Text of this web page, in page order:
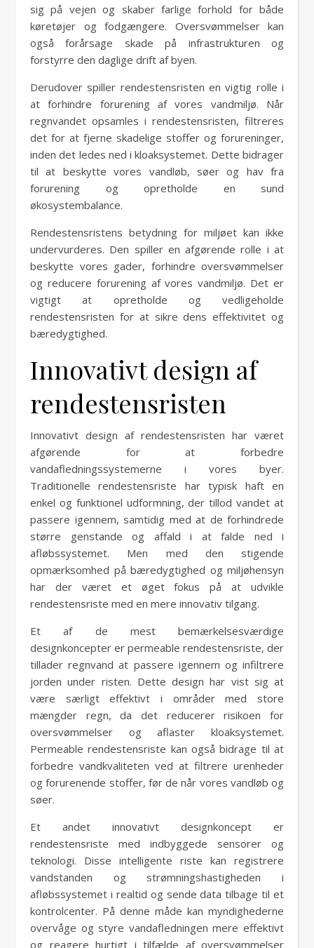
sig på vejen og skaber farlige forhold for både
køretøjer og fodgængere. Oversvømmelser kan
også forårsage skade på infrastrukturen og
forstyrre den daglige drift af byen.
Derudover spiller rendestensristen en vigtig rolle i
at forhindre forurening af vores vandmiljø. Når
regnvandet opsamles i rendestensristen, filtreres
det for at fjerne skadelige stoffer og forureninger,
inden det ledes ned i kloaksystemet. Dette bidrager
til at beskytte vores vandløb, søer og hav fra
forurening og opretholde en sund
økosystembalance.
Rendestensristens betydning for miljøet kan ikke
undervurderes. Den spiller en afgørende rolle i at
beskytte vores gader, forhindre oversvømmelser
og reducere forurening af vores vandmiljø. Det er
vigtigt at opretholde og vedligeholde
rendestensristen for at sikre dens effektivitet og
bæredygtighed.
Innovativt design af
rendestensristen
Innovativt design af rendestensristen har været
afgørende for at forbedre
vandafledningssystemerne i vores byer.
Traditionelle rendestensriste har typisk haft en
enkel og funktionel udformning, der tillod vandet at
passere igennem, samtidig med at de forhindrede
større genstande og affald i at falde ned i
afløbssystemet. Men med den stigende
opmærksomhed på bæredygtighed og miljøhensyn
har der været et øget fokus på at udvikle
rendestensriste med en mere innovativ tilgang.
Et af de mest bemærkelsesværdige
designkoncepter er permeable rendestensriste, der
tillader regnvand at passere igennem og infiltrere
jorden under risten. Dette design har vist sig at
være særligt effektivt i områder med store
mængder regn, da det reducerer risikoen for
oversvømmelser og aflaster kloaksystemet.
Permeable rendestensriste kan også bidrage til at
forbedre vandkvaliteten ved at filtrere urenheder
og forurenende stoffer, før de når vores vandløb og
søer.
Et andet innovativt designkoncept er
rendestensriste med indbyggede sensorer og
teknologi. Disse intelligente riste kan registrere
vandstanden og strømningshastigheden i
afløbssystemet i realtid og sende data tilbage til et
kontrolcenter. På denne måde kan myndighederne
overvåge og styre vandafledningen mere effektivt
og reagere hurtigt i tilfælde af oversvømmelser